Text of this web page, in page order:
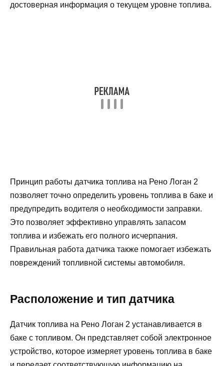
достоверная информация о текущем уровне топлива.
Принцип работы датчика топлива на Рено Логан 2
позволяет точно определить уровень топлива в баке и
предупредить водителя о необходимости заправки.
Это позволяет эффективно управлять запасом
топлива и избежать его полного исчерпания.
Правильная работа датчика также помогает избежать
повреждений топливной системы автомобиля.
Расположение и тип датчика
Датчик топлива на Рено Логан 2 устанавливается в
баке с топливом. Он представляет собой электронное
устройство, которое измеряет уровень топлива в баке